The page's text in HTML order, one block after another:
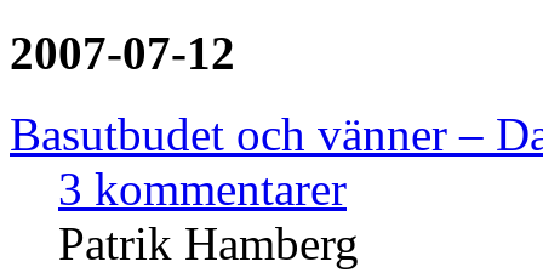
2007-07-12
Basutbudet och vänner –
3 kommentarer
Patrik Hamberg